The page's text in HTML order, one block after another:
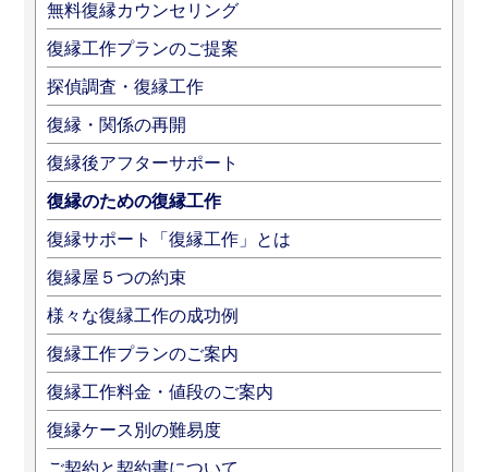
無料復縁カウンセリング
復縁工作プランのご提案
探偵調査・復縁工作
復縁・関係の再開
復縁後アフターサポート
復縁のための復縁工作
復縁サポート「復縁工作」とは
復縁屋５つの約束
様々な復縁工作の成功例
復縁工作プランのご案内
復縁工作料金・値段のご案内
復縁ケース別の難易度